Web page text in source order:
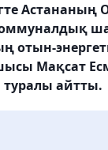
Астананың
отын-
Мақсат
туралы айтты.